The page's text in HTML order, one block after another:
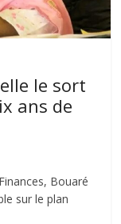
le sort
ans de
Bouaré
sur le plan